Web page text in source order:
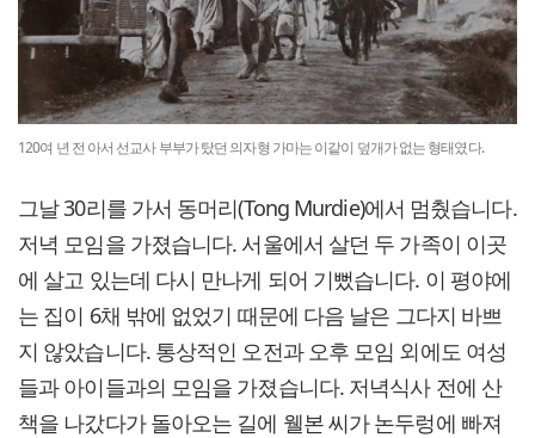
120여 년 전 아서 선교사 부부가 탔던 의자형 가마는 이같이 덮개가 없는 형태였다.
그날 30리를 가서 동머리(Tong Murdie)에서 멈췄습니다.
저녁 모임을 가졌습니다. 서울에서 살던 두 가족이 이곳
에 살고 있는데 다시 만나게 되어 기뻤습니다. 이 평야에
는 집이 6채 밖에 없었기 때문에 다음 날은 그다지 바쁘
지 않았습니다. 통상적인 오전과 오후 모임 외에도 여성
들과 아이들과의 모임을 가졌습니다. 저녁식사 전에 산
책을 나갔다가 돌아오는 길에 웰본 씨가 논두렁에 빠져